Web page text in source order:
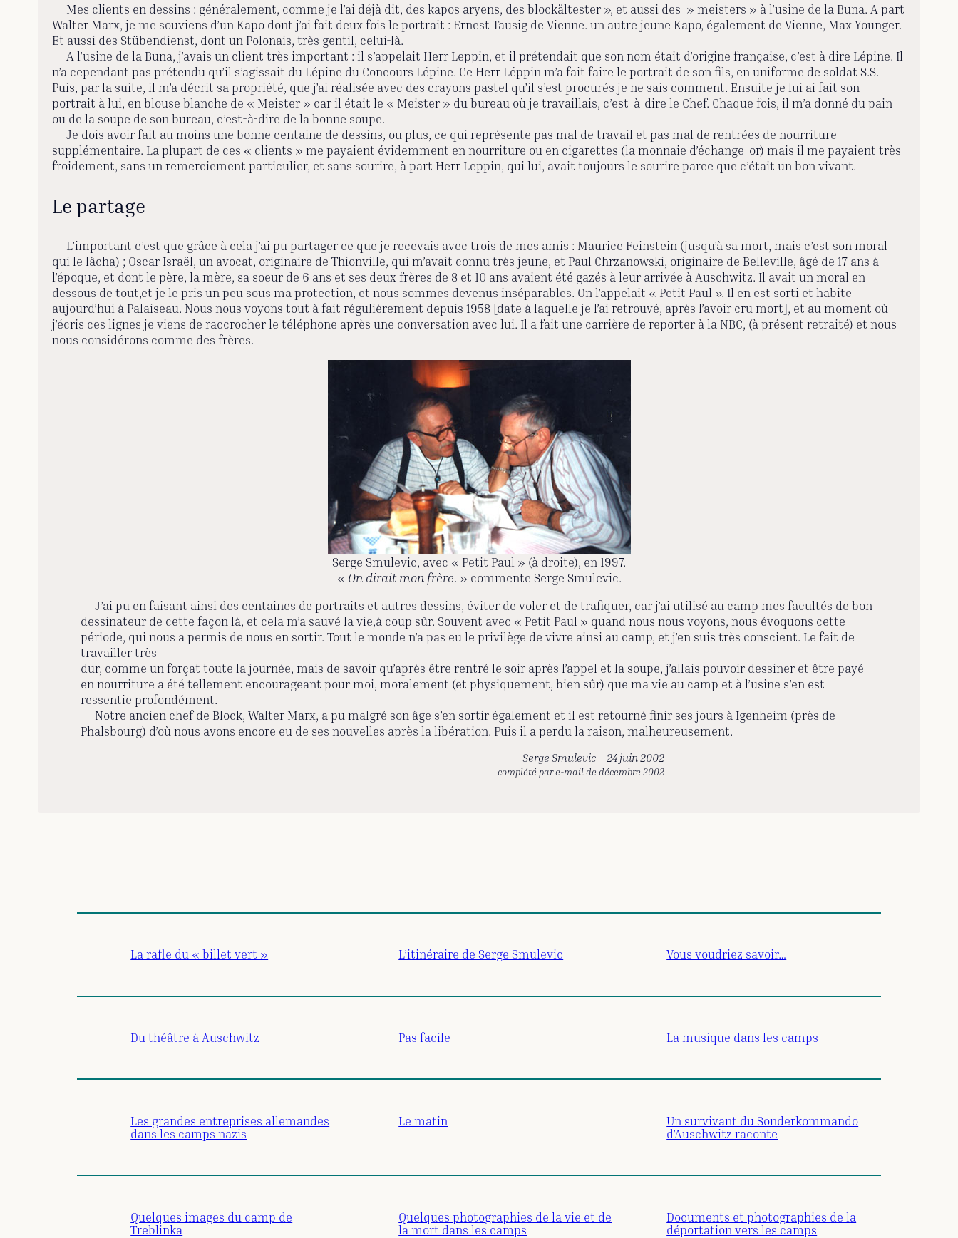
Mes clients en dessins : généralement, comme je l’ai déjà dit, des kapos aryens, des blockältester », et aussi des » meisters » à l’usine de la Buna. A part
Walter Marx, je me souviens d’un Kapo dont j’ai fait deux fois le portrait : Ernest Tausig de Vienne. un autre jeune Kapo, également de Vienne, Max Younger.
Et aussi des Stübendienst, dont un Polonais, très gentil, celui-là.
A l’usine de la Buna, j’avais un client très important : il s’appelait Herr Leppin, et il prétendait que son nom était d’origine française, c’est à dire Lépine. Il
n’a cependant pas prétendu qu’il s’agissait du Lépine du Concours Lépine. Ce Herr Léppin m’a fait faire le portrait de son fils, en uniforme de soldat S.S.
Puis, par la suite, il m’a décrit sa propriété, que j’ai réalisée avec des crayons pastel qu’il s’est procurés je ne sais comment. Ensuite je lui ai fait son
portrait à lui, en blouse blanche de « Meister » car il était le « Meister » du bureau où je travaillais, c’est-à-dire le Chef. Chaque fois, il m’a donné du pain
ou de la soupe de son bureau, c’est-à-dire de la bonne soupe.
Je dois avoir fait au moins une bonne centaine de dessins, ou plus, ce qui représente pas mal de travail et pas mal de rentrées de nourriture
supplémentaire. La plupart de ces « clients » me payaient évidemment en nourriture ou en cigarettes (la monnaie d’échange-or) mais il me payaient très
froidement, sans un remerciement particulier, et sans sourire, à part Herr Leppin, qui lui, avait toujours le sourire parce que c’était un bon vivant.
Le partage
L’important c’est que grâce à cela j’ai pu partager ce que je recevais avec trois de mes amis : Maurice Feinstein (jusqu’à sa mort, mais c’est son moral
qui le lâcha) ; Oscar Israël, un avocat, originaire de Thionville, qui m’avait connu très jeune, et Paul Chrzanowski, originaire de Belleville, âgé de 17 ans à
l’époque, et dont le père, la mère, sa soeur de 6 ans et ses deux frères de 8 et 10 ans avaient été gazés à leur arrivée à Auschwitz. Il avait un moral en-
dessous de tout,et je le pris un peu sous ma protection, et nous sommes devenus inséparables. On l’appelait « Petit Paul ». Il en est sorti et habite
aujourd’hui à Palaiseau. Nous nous voyons tout à fait régulièrement depuis 1958 [date à laquelle je l’ai retrouvé, après l’avoir cru mort], et au moment où
j’écris ces lignes je viens de raccrocher le téléphone après une conversation avec lui. Il a fait une carrière de reporter à la NBC, (à présent retraité) et nous
nous considérons comme des frères.
Serge Smulevic, avec « Petit Paul » (à droite), en 1997.
« On dirait mon frère. » commente Serge Smulevic.
J’ai pu en faisant ainsi des centaines de portraits et autres dessins, éviter de voler et de trafiquer, car j’ai utilisé au camp mes facultés de bon
dessinateur de cette façon là, et cela m’a sauvé la vie,à coup sûr. Souvent avec « Petit Paul » quand nous nous voyons, nous évoquons cette
période, qui nous a permis de nous en sortir. Tout le monde n’a pas eu le privilège de vivre ainsi au camp, et j’en suis très conscient. Le fait de
travailler très
dur, comme un forçat toute la journée, mais de savoir qu’après être rentré le soir après l’appel et la soupe, j’allais pouvoir dessiner et être payé
en nourriture a été tellement encourageant pour moi, moralement (et physiquement, bien sûr) que ma vie au camp et à l’usine s’en est
ressentie profondément.
Notre ancien chef de Block, Walter Marx, a pu malgré son âge s’en sortir également et il est retourné finir ses jours à Igenheim (près de
Phalsbourg) d’où nous avons encore eu de ses nouvelles après la libération. Puis il a perdu la raison, malheureusement.
Serge Smulevic – 24 juin 2002
complété par e-mail de décembre 2002
La rafle du « billet vert » L’itinéraire de Serge Smulevic Vous voudriez savoir…
Du théâtre à Auschwitz Pas facile La musique dans les camps
Les grandes entreprises allemandes
dans les camps nazis
Le matin
Un survivant du Sonderkommando
d’Auschwitz raconte
Quelques images du camp de
Treblinka
Quelques photographies de la vie et de
la mort dans les camps
Documents et photographies de la
déportation vers les camps